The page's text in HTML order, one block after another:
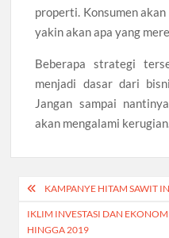
properti. Konsumen
yakin akan apa yang
Beberapa strategi
menjadi dasar dari
Jangan sampai
akan mengalami
Post
navigation
KAMPANYE HITAM SAWIT
IKLIM INVESTASI DAN
HINGGA 2019